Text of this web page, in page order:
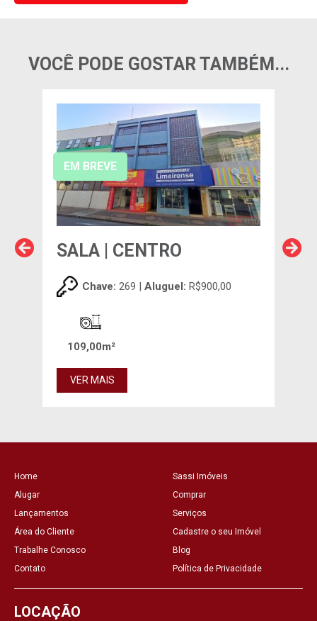
VOCÊ PODE GOSTAR TAMBÉM...
EM BREVE
SALA | CENTRO
Chave: 269 | Aluguel: R$900,00
109,00m²
VER MAIS
Home
Sassi Imóveis
Alugar
Comprar
Lançamentos
Serviços
Área do Cliente
Cadastre o seu Imóvel
Trabalhe Conosco
Blog
Contato
Política de Privacidade
LOCAÇÃO